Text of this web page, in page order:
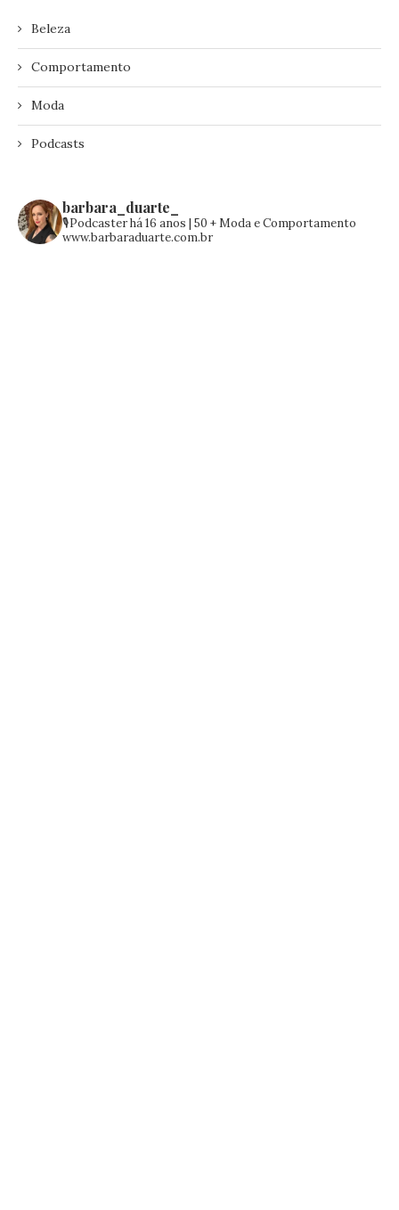
Beleza
Comportamento
Moda
Podcasts
barbara_duarte_
🎙️Podcaster há 16 anos | 50 +Moda e Comportamento
www.barbaraduarte.com.br